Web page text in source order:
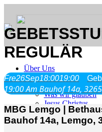
Über Uns
Was wir glauben
Jesus Christus
Geschichte
REGULÄR
Fre26Sep18:0019:00
19:00Am Bauhof 14a,
MBG Lemgo |
Bauhof 14a, Lemgo,